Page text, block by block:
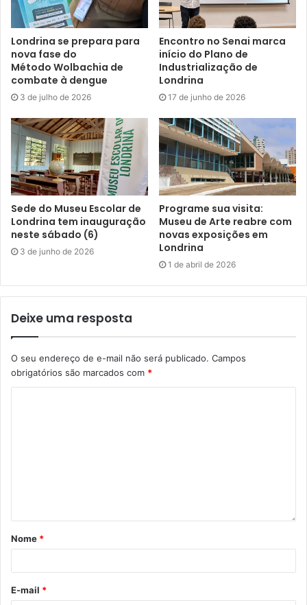
Londrina se prepara para
nova fase do
Método Wolbachia de
combate à dengue
3 de julho de 2026
Encontro no Senai marca
início do Plano de
Industrialização de
Londrina
17 de junho de 2026
Sede do Museu Escolar de
Londrina tem inauguração
neste sábado (6)
3 de junho de 2026
Programe sua visita:
Museu de Arte reabre com
novas exposições em
Londrina
1 de abril de 2026
Deixe uma resposta
O seu endereço de e-mail não será publicado. Campos
obrigatórios são marcados com *
Nome *
E-mail *